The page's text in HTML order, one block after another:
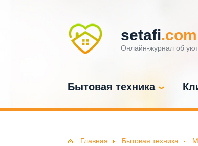
setafi.com
Онлайн-журнал об
Бытовая техника
Главная Бытовая техника